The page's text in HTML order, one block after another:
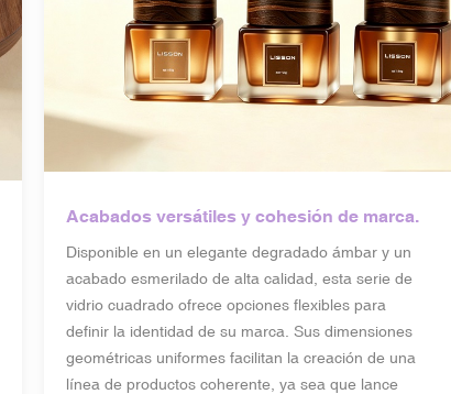
Acabados versátiles y cohesión de marca.
Disponible en un elegante degradado ámbar y un
acabado esmerilado de alta calidad, esta serie de
vidrio cuadrado ofrece opciones flexibles para
definir la identidad de su marca. Sus dimensiones
geométricas uniformes facilitan la creación de una
línea de productos coherente, ya sea que lance